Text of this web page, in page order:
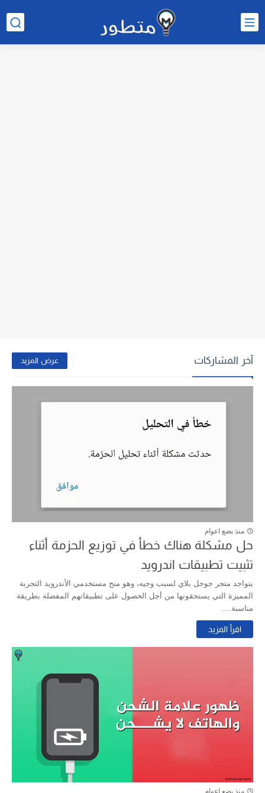
آخر المشاركات عرض المزيد
منذ بضع اعوام
حل مشكلة هناك خطأ في توزيع الحزمة أثناء
تثبيت تطبيقات اندرويد
يتواجد متجر جوجل بلاي لسبب وجيه، وهو منح مستخدمي الأندرويد التجربة
المميزة التي يستحقونها من أجل الحصول على تطبيقاتهم المفضلة بطريقة
مناسبة....
اقرأ المزيد
منذ بضع اعوام